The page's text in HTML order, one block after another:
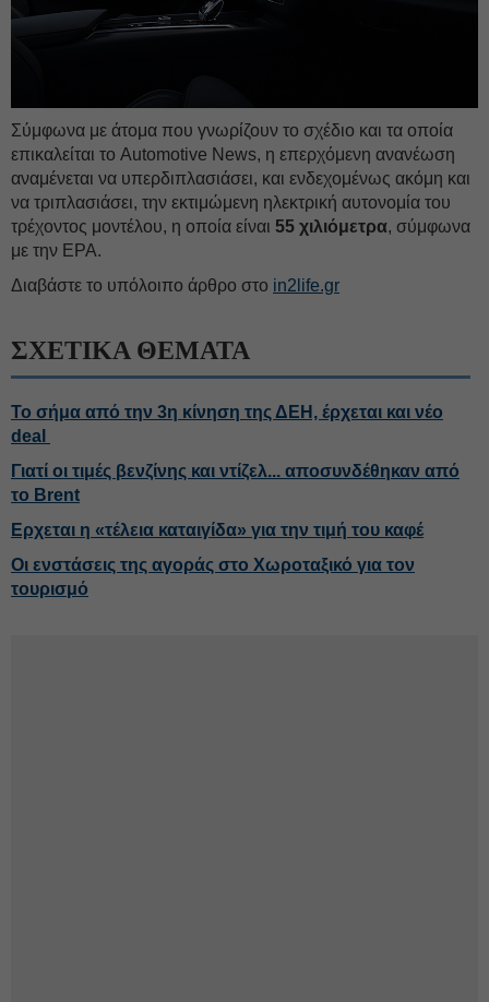
Σύμφωνα με άτομα που γνωρίζουν το σχέδιο και τα οποία
επικαλείται το Automotive News, η επερχόμενη ανανέωση
αναμένεται να υπερδιπλασιάσει, και ενδεχομένως ακόμη και
να τριπλασιάσει, την εκτιμώμενη ηλεκτρική αυτονομία του
τρέχοντος μοντέλου, η οποία είναι 55 χιλιόμετρα, σύμφωνα
με την EPA.
Διαβάστε το υπόλοιπο άρθρο στο in2life.gr
ΣΧΕΤΙΚΑ ΘΕΜΑΤΑ
Το σήμα από την 3η κίνηση της ΔΕΗ, έρχεται και νέο
deal
Γιατί οι τιμές βενζίνης και ντίζελ... αποσυνδέθηκαν από
το Brent
Ερχεται η «τέλεια καταιγίδα» για την τιμή του καφέ
Οι ενστάσεις της αγοράς στο Χωροταξικό για τον
τουρισμό